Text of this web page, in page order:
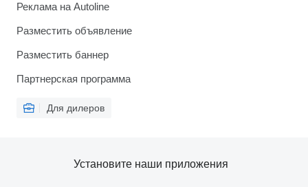
Реклама на Autoline
Разместить объявление
Разместить баннер
Партнерская программа
Для дилеров
Установите наши приложения